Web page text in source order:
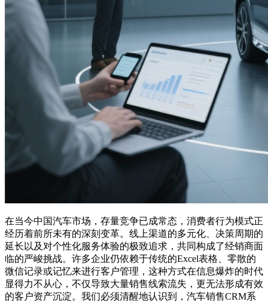
在当今中国汽车市场，存量竞争已成常态，消费者行为模式正
经历着前所未有的深刻变革。线上渠道的多元化、决策周期的
延长以及对个性化服务体验的极致追求，共同构成了经销商面
临的严峻挑战。许多企业仍依赖于传统的Excel表格、零散的
微信记录或记忆来进行客户管理，这种方式在信息爆炸的时代
显得力不从心，不仅导致大量销售线索流失，更无法形成有效
的客户资产沉淀。我们必须清醒地认识到，汽车销售CRM系